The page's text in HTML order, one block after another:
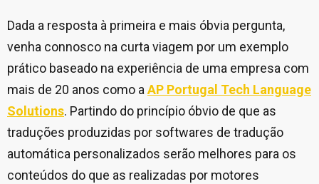
Dada a resposta à primeira e mais óbvia pergunta,
venha connosco na curta viagem por um exemplo
prático baseado na experiência de uma empresa com
mais de 20 anos como aAP Portugal Tech Language
Solutions. Partindo do princípio óbvio de que as
traduções produzidas por softwares de tradução
automática personalizados serão melhores para os
conteúdos do que as realizadas por motores